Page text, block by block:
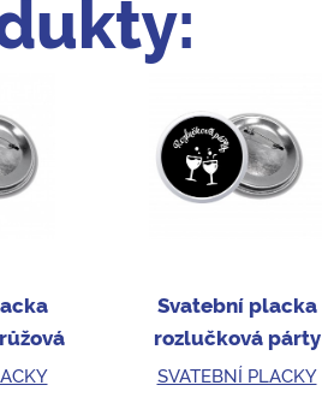
Svatební placka
rozlučková párty
černá/bílá
SVATEBNÍ PLACKY